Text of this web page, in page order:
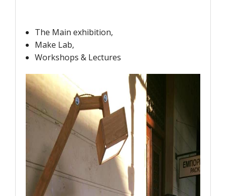
The Main exhibition,
Make Lab,
Workshops & Lectures